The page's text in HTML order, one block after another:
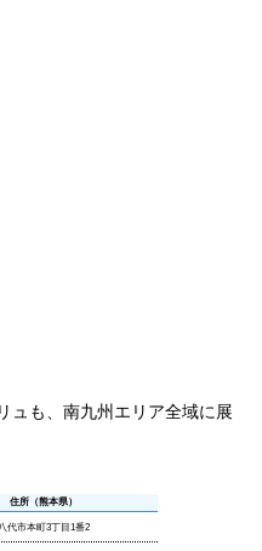
ュも、南九州エリア全域に展
住所（熊本県）
八代市本町3丁目1番2